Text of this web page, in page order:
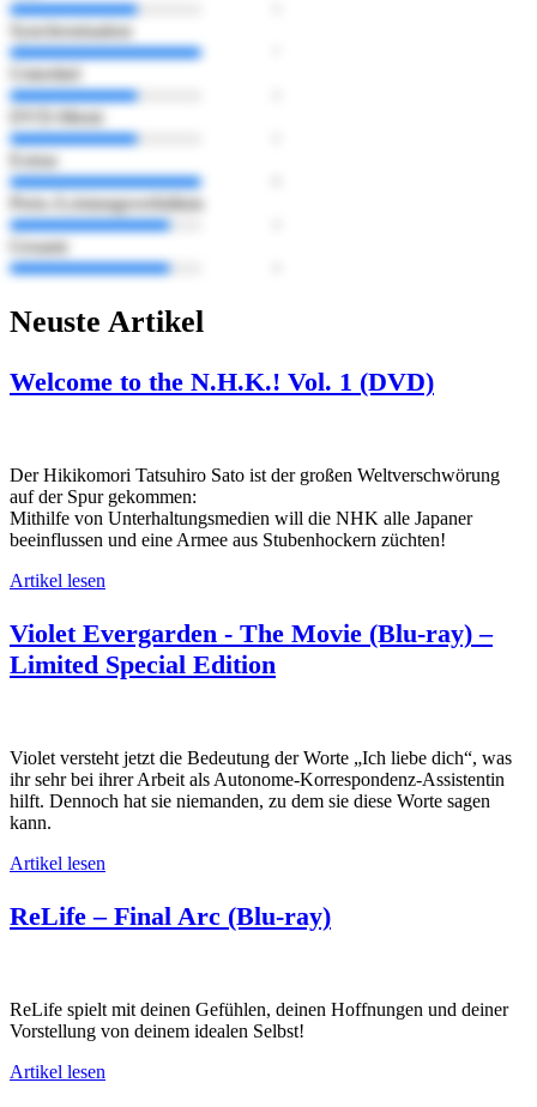
Synchronisation
Untertitel
DVD-Menü
Extras
Preis-/Leistungsverhältnis
Gesamt
Neuste Artikel
Welcome to the N.H.K.! Vol. 1 (DVD)
Der Hikikomori Tatsuhiro Sato ist der großen Weltverschwörung
auf der Spur gekommen:
Mithilfe von Unterhaltungsmedien will die NHK alle Japaner
beeinflussen und eine Armee aus Stubenhockern züchten!
Artikel lesen
Violet Evergarden - The Movie (Blu-ray) –
Limited Special Edition
Violet versteht jetzt die Bedeutung der Worte „Ich liebe dich“, was
ihr sehr bei ihrer Arbeit als Autonome-Korrespondenz-Assistentin
hilft. Dennoch hat sie niemanden, zu dem sie diese Worte sagen
kann.
Artikel lesen
ReLife – Final Arc (Blu-ray)
ReLife spielt mit deinen Gefühlen, deinen Hoffnungen und deiner
Vorstellung von deinem idealen Selbst!
Artikel lesen